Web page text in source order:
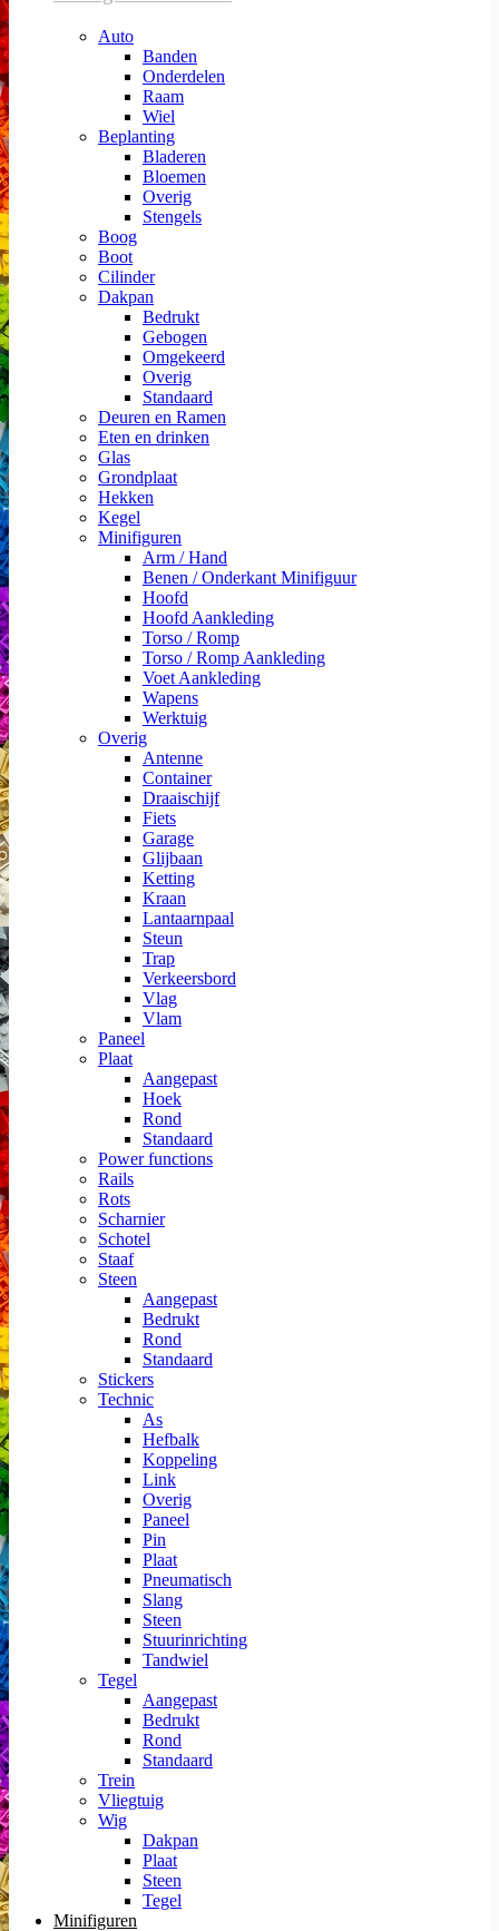
Auto
Banden
Onderdelen
Raam
Wiel
Beplanting
Bladeren
Bloemen
Overig
Stengels
Boog
Boot
Cilinder
Dakpan
Bedrukt
Gebogen
Omgekeerd
Overig
Standaard
Deuren en Ramen
Eten en drinken
Glas
Grondplaat
Hekken
Kegel
Minifiguren
Arm / Hand
Benen / Onderkant Minifiguur
Hoofd
Hoofd Aankleding
Torso / Romp
Torso / Romp Aankleding
Voet Aankleding
Wapens
Werktuig
Overig
Antenne
Container
Draaischijf
Fiets
Garage
Glijbaan
Ketting
Kraan
Lantaarnpaal
Steun
Trap
Verkeersbord
Vlag
Vlam
Paneel
Plaat
Aangepast
Hoek
Rond
Standaard
Power functions
Rails
Rots
Scharnier
Schotel
Staaf
Steen
Aangepast
Bedrukt
Rond
Standaard
Stickers
Technic
As
Hefbalk
Koppeling
Link
Overig
Paneel
Pin
Plaat
Pneumatisch
Slang
Steen
Stuurinrichting
Tandwiel
Tegel
Aangepast
Bedrukt
Rond
Standaard
Trein
Vliegtuig
Wig
Dakpan
Plaat
Steen
Tegel
Minifiguren